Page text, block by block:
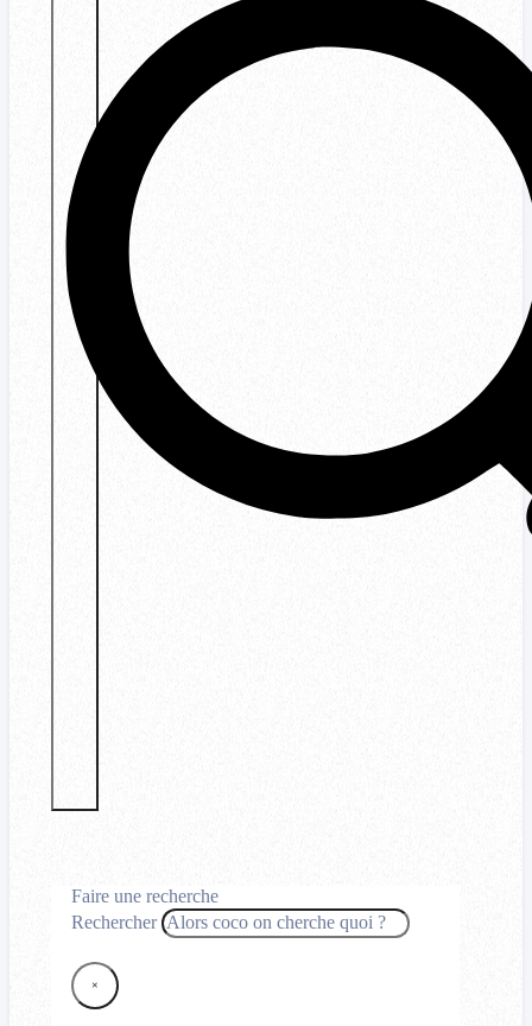
Faire une recherche
Rechercher
×